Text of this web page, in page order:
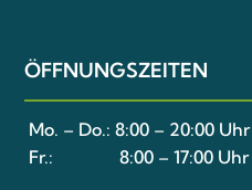
ÖFFNUNGSZEITEN
Mo. – Do.:8:00 – 20:00 Uhr
Fr.:8:00 – 17:00 Uhr